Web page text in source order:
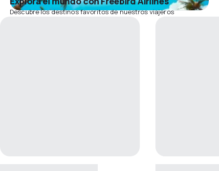
Descubre los destinos favoritos de nuestros viajeros